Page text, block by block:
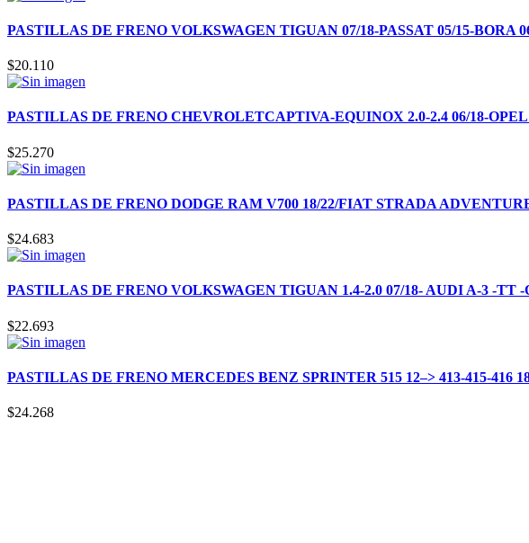
PASTILLAS DE FRENO VOLKSWAGEN TIGUAN 07/18-PASSAT 05/15-BORA
$20.110
PASTILLAS DE FRENO CHEVROLETCAPTIVA-EQUINOX 2.0-2.4 06/18-OPEL
$25.270
PASTILLAS DE FRENO DODGE RAM V700 18/22/FIAT STRADA ADVENTURE
$24.683
PASTILLAS DE FRENO VOLKSWAGEN TIGUAN 1.4-2.0 07/18- AUDI A-3 -TT -
$22.693
PASTILLAS DE FRENO MERCEDES BENZ SPRINTER 515 12–> 413-415-416
$24.268